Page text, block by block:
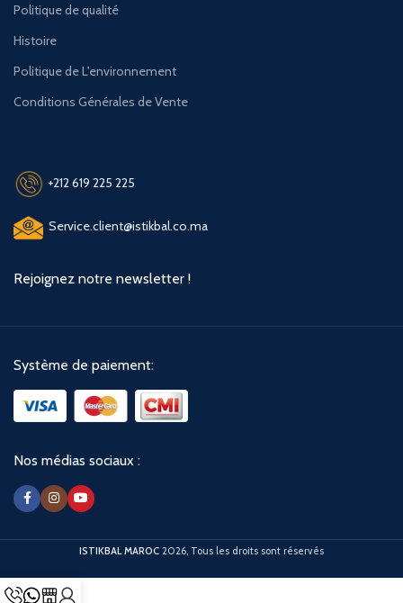
Politique de qualité
Histoire
Politique de L'environnement
Conditions Générales de Vente
+212 619 225 225
Service.client@istikbal.co.ma
Rejoignez notre newsletter !
Système de paiement:
Nos médias sociaux :
ISTIKBAL MAROC 2026, Tous les droits sont réservés